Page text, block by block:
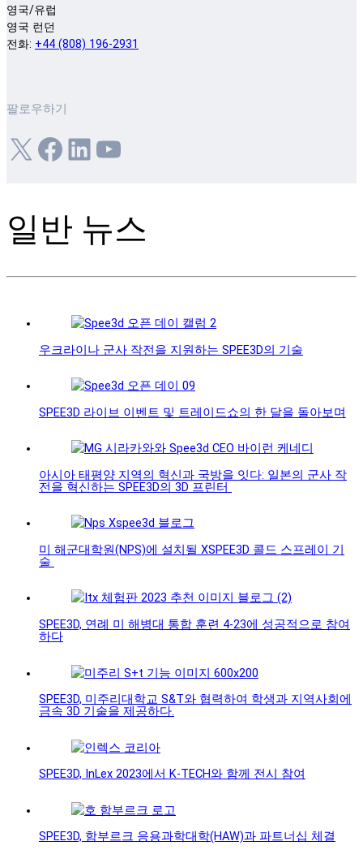
영국/유럽
영국 런던
전화: +44 (808) 196-2931
팔로우하기
X Facebook LinkedIn YouTube
일반 뉴스
우크라이나 군사 작전을 지원하는 SPEE3D의 기술
SPEE3D 라이브 이벤트 및 트레이드쇼의 한 달을 돌아보며
아시아 태평양 지역의 혁신과 국방을 잇다: 일본의 군사 작
전을 혁신하는 SPEE3D의 3D 프린터
미 해군대학원(NPS)에 설치될 XSPEE3D 콜드 스프레이 기
술
SPEE3D, 연례 미 해병대 통합 훈련 4-23에 성공적으로 참여
하다
SPEE3D, 미주리대학교 S&T와 협력하여 학생과 지역사회에
금속 3D 기술을 제공하다.
SPEE3D, InLex 2023에서 K-TECH와 함께 전시 참여
SPEE3D, 함부르크 응용과학대학(HAW)과 파트너십 체결